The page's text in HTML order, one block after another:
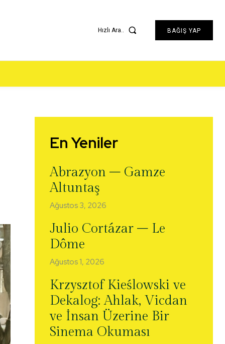
Hızlı Ara.. BAĞIŞ YAP
En Yeniler
Abrazyon – Gamze
Altuntaş
Ağustos 3, 2026
Julio Cortázar – Le
Dôme
Ağustos 1, 2026
Krzysztof Kieślowski ve
Dekalog: Ahlak, Vicdan
ve İnsan Üzerine Bir
Sinema Okuması